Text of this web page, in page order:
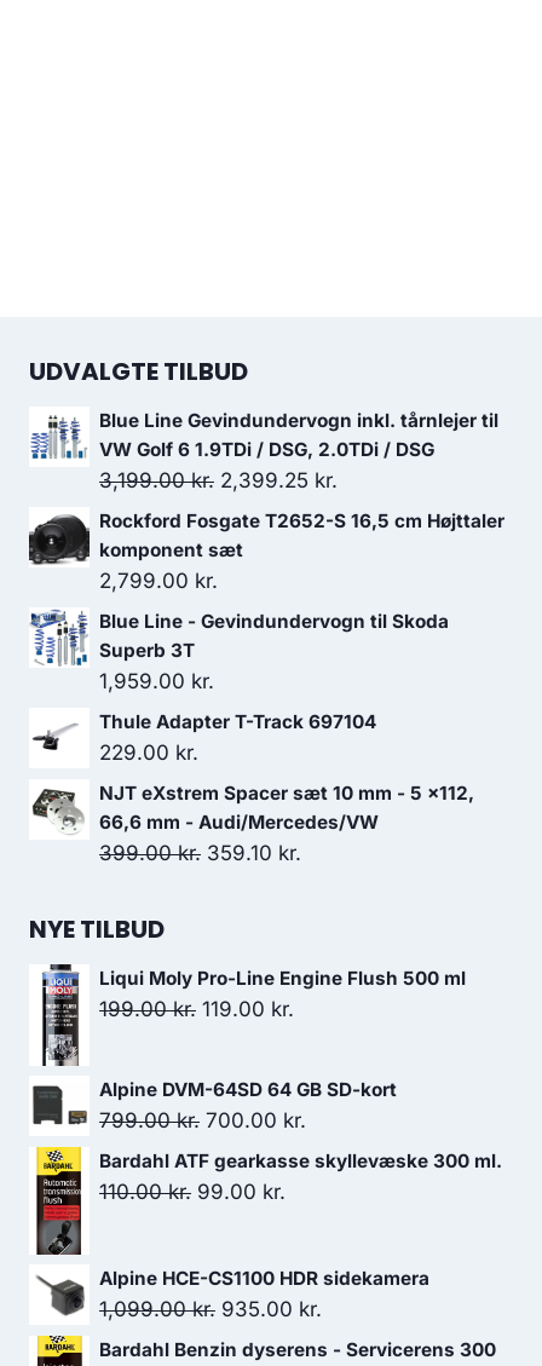
UDVALGTE TILBUD
Blue Line Gevindundervogn inkl. tårnlejer til
VW Golf 6 1.9TDi / DSG, 2.0TDi / DSG
3,199.00kr. Den
oprindelige
pris
3,199.00 kr..
2,399.25 kr.
aktuelle
2,399.25 kr..
Rockford Fosgate T2652-S 16,5 cm Højttaler
komponent sæt
2,799.00 kr.
Blue Line - Gevindundervogn til Skoda
Superb 3T
1,959.00 kr.
Thule Adapter T-Track 697104
229.00 kr.
NJT eXstrem Spacer sæt 10 mm - 5 x112,
66,6 mm - Audi/Mercedes/VW
399.00kr. Den
399.00 kr..
359.10 kr.
359.10 kr..
NYE TILBUD
Liqui Moly Pro-Line Engine Flush 500 ml
199.00kr. Den
var:
119.00 kr.
Alpine DVM-64SD 64 GB SD-kort
799.00kr. Den
oprindelige
pris
700.00 kr.
aktuelle
Bardahl ATF gearkasse skyllevæske 300 ml.
110.00kr. Den
var:
110.00 kr..
99.00 kr.
er:
99.00 kr..
Alpine HCE-CS1100 HDR sidekamera
1,099.00kr. Den
oprindelige
935.00 kr.
aktuelle
Bardahl Benzin dyserens - Servicerens 300